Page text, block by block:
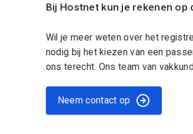
Bij Hostnet kun je rekenen op
Wil je meer weten over het
nodig bij het kiezen van een
ons terecht. Ons team van
Neem contact op